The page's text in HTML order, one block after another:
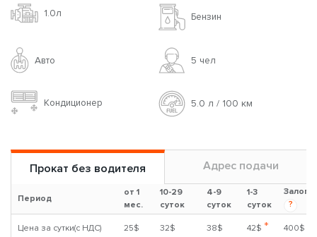
1.0л Бензин
Авто 5 чел
Кондиционер 5.0 л / 100 км
Прокат без водителя Адрес подачи
Период
от 1
мес.
10-29
суток
4-9
суток
1-3
суток
Залог
?
Цена за сутки(с НДС) 25$ 32$ 38$ 42$ * 400$